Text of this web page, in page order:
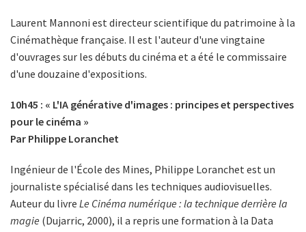
Laurent Mannoni est directeur scientifique du patrimoine à la
Cinémathèque française. Il est l'auteur d'une vingtaine
d'ouvrages sur les débuts du cinéma et a été le commissaire
d'une douzaine d'expositions.
10h45 : « L'IA générative d'images : principes et perspectives
pour le cinéma »
Par Philippe Loranchet
Ingénieur de l'École des Mines, Philippe Loranchet est un
journaliste spécialisé dans les techniques audiovisuelles.
Auteur du livre Le Cinéma numérique : la technique derrière la
magie (Dujarric, 2000), il a repris une formation à la Data